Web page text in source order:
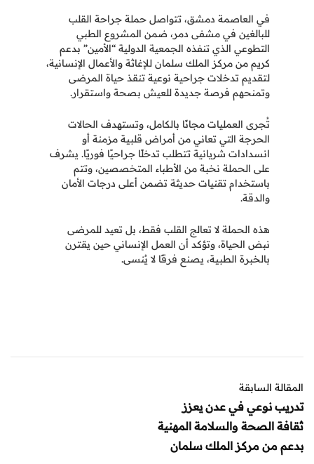
في العاصمة دمشق، تتواصل حملة جراحة القلب
للبالغين في مشفى دمر، ضمن المشروع الطبي
التطوعي الذي تنفذه الجمعية الدولية “الأمين” بدعم
كريم من مركز الملك سلمان للإغاثة والأعمال الإنسانية،
لتقديم تدخلات جراحية نوعية تنقذ حياة المرضى
وتمنحهم فرصة جديدة للعيش بصحة واستقرار.
تُجرى العمليات مجانًا بالكامل، وتستهدف الحالات
الحرجة التي تعاني من أمراض قلبية مزمنة أو
انسدادات شريانية تتطلب تدخلًا جراحيًا فوريًا. يشرف
على الحملة نخبة من الأطباء المتخصصين، وتتم
باستخدام تقنيات حديثة تضمن أعلى درجات الأمان
والدقة.
هذه الحملة لا تعالج القلب فقط، بل تعيد للمرضى
نبض الحياة، وتؤكد أن العمل الإنساني حين يقترن
بالخبرة الطبية، يصنع فرقًا لا يُنسى.
المقالة السابقة
تدريب نوعي في عدن يعزز
ثقافة الصحة والسلامة المهنية
بدعم من مركز الملك سلمان